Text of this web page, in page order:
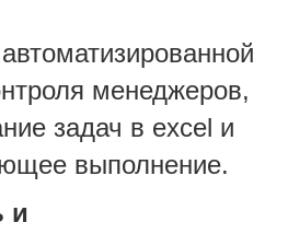
менеджеров,
задач в excel и
выполнение.
и